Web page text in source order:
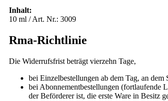
Inhalt:
10 ml / Art. Nr.: 3009
Rma-Richtlinie
Die Widerrufsfrist beträgt vierzehn Tage,
bei Einzelbestellungen ab dem Tag, an
bei Abonnementbestellungen (fortlaufende
der Beförderer ist, die erste Ware in Besitz